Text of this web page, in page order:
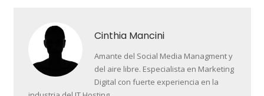
Cinthia Mancini
Amante del Social Media Managment y
del aire libre. Especialista en Marketing
Digital con fuerte experiencia en la